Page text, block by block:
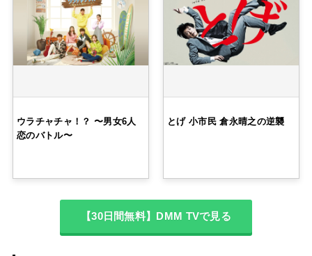
ウラチャチャ！？ 〜男女6人
恋のバトル〜
とげ 小市民 倉永晴之の逆襲
【30日間無料】DMM TVで見る